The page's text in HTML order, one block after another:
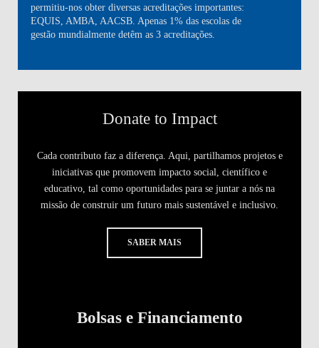
permitiu-nos obter diversas acreditações importantes:
EQUIS, AMBA, AACSB. Apenas 1% das escolas de
gestão mundialmente detêm as 3 acreditações.
Donate to Impact
Cada contributo faz a diferença. Aqui, partilhamos projetos e
iniciativas que promovem impacto social, científico e
educativo, tal como oportunidades para se juntar a nós na
missão de construir um futuro mais sustentável e inclusivo.
SABER MAIS
Bolsas e Financiamento